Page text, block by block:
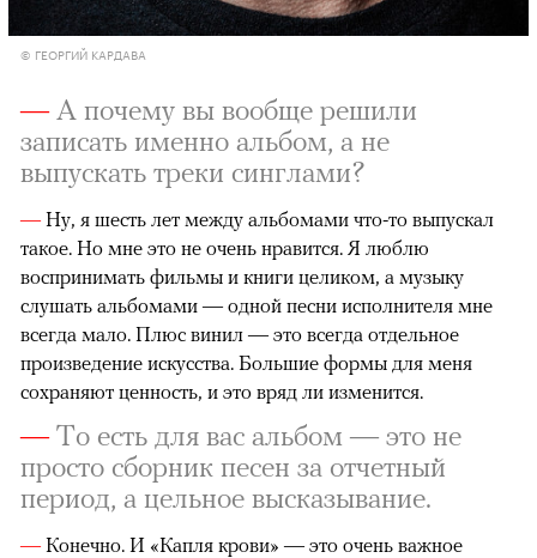
© ГЕОРГИЙ КАРДАВА
—А почему вы вообще решили
записать именно альбом, а не
выпускать треки синглами?
— Ну, я шесть лет между альбомами что-то выпускал
такое. Но мне это не очень нравится. Я люблю
воспринимать фильмы и книги целиком, а музыку
слушать альбомами — одной песни исполнителя мне
всегда мало. Плюс винил — это всегда отдельное
произведение искусства. Большие формы для меня
сохраняют ценность, и это вряд ли изменится.
—То есть для вас альбом — это не
просто сборник песен за отчетный
период, а цельное высказывание.
— Конечно. И «Капля крови» — это очень важное